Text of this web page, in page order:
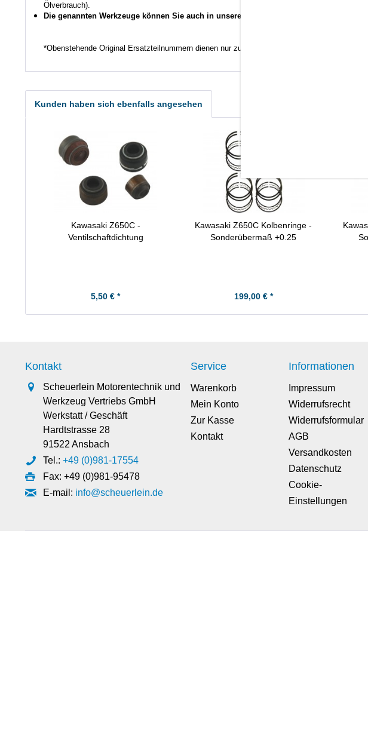
Ölverbrauch).
Die genannten Werkzeuge können Sie auch in unserem Shop finden.
*Obenstehende Original Ersatzteilnummern dienen nur zu Vergleichszwecken.
Kunden haben sich ebenfalls angesehen
Kawasaki Z650C -
Ventilschaftdichtung
5,50 € *
Kawasaki Z650C Kolbenringe -
Sonderübermaß +0.25
199,00 € *
Kontakt
Scheuerlein Motorentechnik und
Werkzeug Vertriebs GmbH
Werkstatt / Geschäft
Hardtstrasse 28
91522 Ansbach
Tel.: +49 (0)981-17554
Fax: +49 (0)981-95478
E-mail: info@scheuerlein.de
Service
Warenkorb
Mein Konto
Zur Kasse
Kontakt
Informationen
Impressum
Widerrufsrecht
Widerrufsformular
AGB
Versandkosten
Datenschutz
Cookie-
Einstellungen